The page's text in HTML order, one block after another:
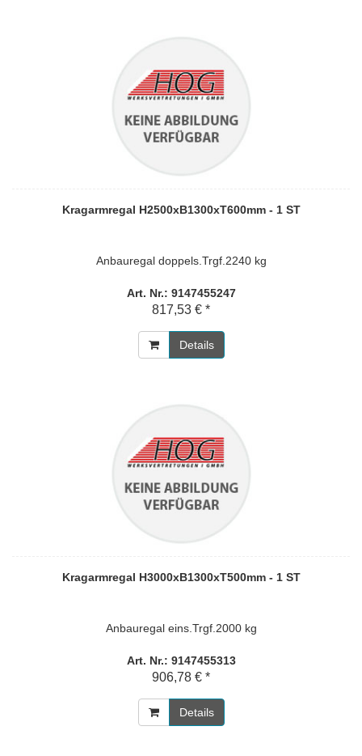
Kragarmregal H2500xB1300xT600mm - 1 ST
Anbauregal doppels.Trgf.2240 kg
Art. Nr.: 9147455247
817,53 € *
Details
Kragarmregal H3000xB1300xT500mm - 1 ST
Anbauregal eins.Trgf.2000 kg
Art. Nr.: 9147455313
906,78 € *
Details